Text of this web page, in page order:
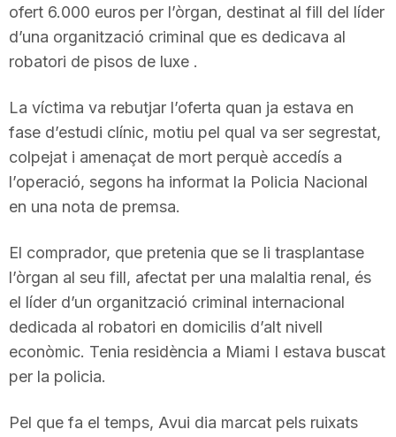
ofert 6.000 euros per l’òrgan, destinat al fill del líder
d’una organització criminal que es dedicava al
robatori de pisos de luxe .
La víctima va rebutjar l’oferta quan ja estava en
fase d’estudi clínic, motiu pel qual va ser segrestat,
colpejat i amenaçat de mort perquè accedís a
l’operació, segons ha informat la Policia Nacional
en una nota de premsa.
El comprador, que pretenia que se li trasplantase
l’òrgan al seu fill, afectat per una malaltia renal, és
el líder d’un organització criminal internacional
dedicada al robatori en domicilis d’alt nivell
econòmic. Tenia residència a Miami I estava buscat
per la policia.
Pel que fa el temps, Avui dia marcat pels ruixats